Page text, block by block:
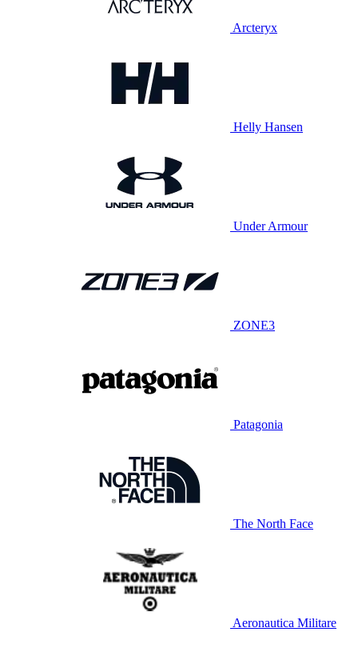
Arcteryx
Helly Hansen
Under Armour
ZONE3
Patagonia
The North Face
Aeronautica Militare